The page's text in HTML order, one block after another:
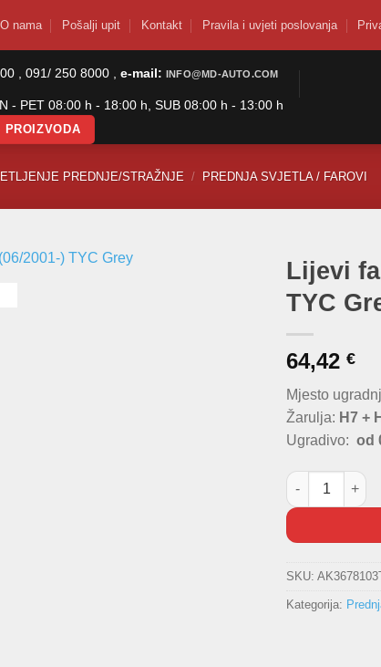
O nama Pošalji upit Kontakt Pravila i uvjeti poslovanja
, 091/ 250 8000 , e-mail: INFO@MD-AUTO.COM
- PET 08:00 h - 18:00 h, SUB 08:00 h - 13:00 h
PROIZVODA
PREDNJE/STRAŽNJE / PREDNJA SVJETLA / FAROVI
Lijevi
TYC
64,42 €
Mjesto
Žarulja: H7 +
Ugradivo: od
Lijevi far [H7/
SKU:
Kategorija: